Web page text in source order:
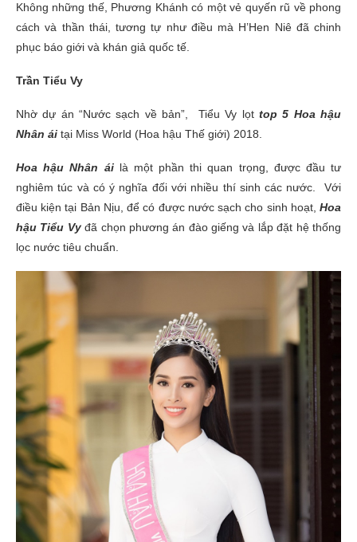
Không những thế, Phương Khánh có một vẻ quyến rũ về phong
cách và thần thái, tương tự như điều mà H’Hen Niê đã chinh
phục báo giới và khán giả quốc tế.
Trần Tiểu Vy
Nhờ dự án “Nước sạch về bản”, Tiểu Vy lọt top 5 Hoa hậu
Nhân ái tại Miss World (Hoa hậu Thế giới) 2018.
Hoa hậu Nhân ái là một phần thi quan trọng, được đầu tư
nghiêm túc và có ý nghĩa đối với nhiều thí sinh các nước. Với
điều kiện tại Bản Nịu, để có được nước sạch cho sinh hoạt, Hoa
hậu Tiểu Vyđã chọn phương án đào giếng và lắp đặt hệ thống
lọc nước tiêu chuẩn.